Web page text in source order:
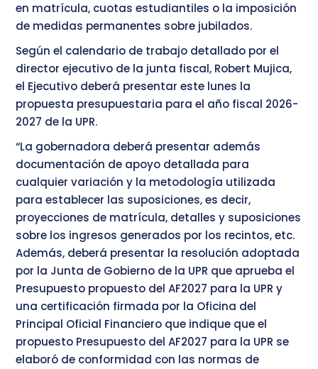
en matrícula, cuotas estudiantiles o la imposición
de medidas permanentes sobre jubilados.
Según el calendario de trabajo detallado por el
director ejecutivo de la junta fiscal, Robert Mujica,
el Ejecutivo deberá presentar este lunes la
propuesta presupuestaria para el año fiscal 2026-
2027 de la UPR.
“La gobernadora deberá presentar además
documentación de apoyo detallada para
cualquier variación y la metodología utilizada
para establecer las suposiciones, es decir,
proyecciones de matrícula, detalles y suposiciones
sobre los ingresos generados por los recintos, etc.
Además, deberá presentar la resolución adoptada
por la Junta de Gobierno de la UPR que aprueba el
Presupuesto propuesto del AF2027 para la UPR y
una certificación firmada por la Oficina del
Principal Oficial Financiero que indique que el
propuesto Presupuesto del AF2027 para la UPR se
elaboró de conformidad con las normas de